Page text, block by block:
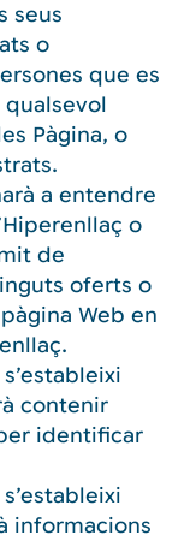
seus
o
que es
qualsevol
Pàgina, o
a entendre
o
de
oferts o
Web en
contenir
identificar
informacions